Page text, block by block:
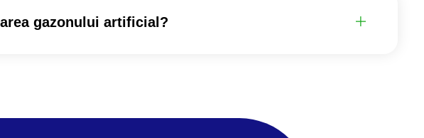
gazonului artificial?